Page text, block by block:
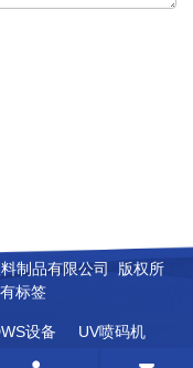
制品有限公司 版权所
标签
设备
UV喷码机